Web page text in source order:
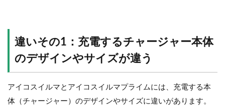
違いその1：充電するチャージャー本体
のデザインやサイズが違う
アイコスイルマとアイコスイルマプライムには、充電する本
体（チャージャー）のデザインやサイズに違いがあります。